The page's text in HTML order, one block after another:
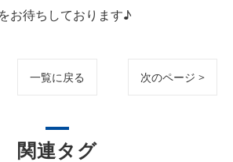
お待ちしております♪
一覧に戻る 次のページ >
関連タグ